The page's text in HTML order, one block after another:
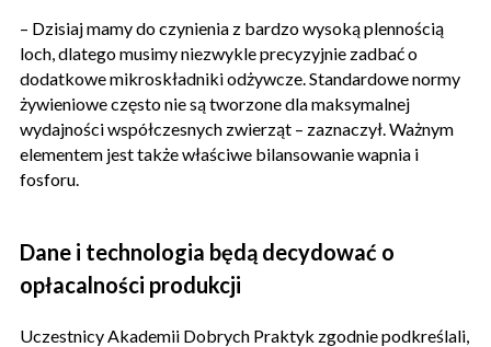
– Dzisiaj mamy do czynienia z bardzo wysoką plennością
loch, dlatego musimy niezwykle precyzyjnie zadbać o
dodatkowe mikroskładniki odżywcze. Standardowe normy
żywieniowe często nie są tworzone dla maksymalnej
wydajności współczesnych zwierząt – zaznaczył. Ważnym
elementem jest także właściwe bilansowanie wapnia i
fosforu.
Dane i technologia będą decydować o
opłacalności produkcji
Uczestnicy Akademii Dobrych Praktyk zgodnie podkreślali,